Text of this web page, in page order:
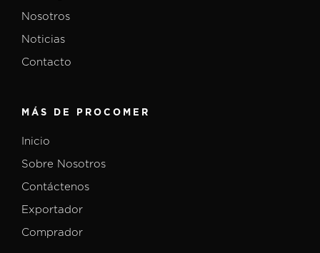
Nosotros
Noticias
Contacto
MÁS DE PROCOMER
Inicio
Sobre Nosotros
Contáctenos
Exportador
Comprador